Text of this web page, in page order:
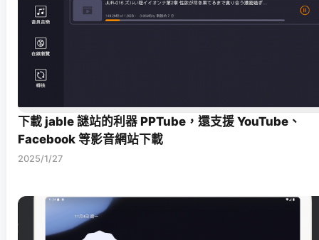
下載 jable 謎站的利器 PPTube，還支援 YouTube、
Facebook 等影音網站下載
2025/1/27